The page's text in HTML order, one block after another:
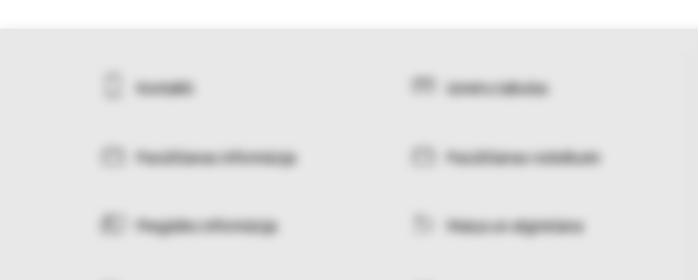
Kontakti Izmēru tabulas
Pasūtīšanas informācija Pasūtīšanas noteikumi
Piegādes informācija Maiņa un atgriešana